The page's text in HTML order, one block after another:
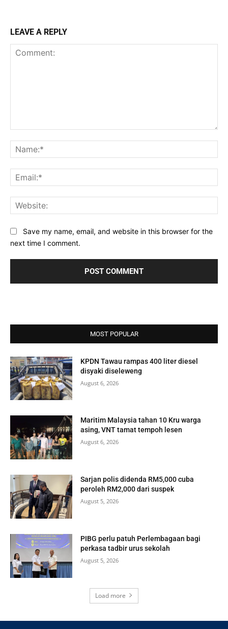
LEAVE A REPLY
Save my name, email, and website in this browser for the
next time I comment.
MOST POPULAR
KPDN Tawau rampas 400 liter diesel
disyaki diseleweng
August 6, 2026
Maritim Malaysia tahan 10 Kru warga
asing, VNT tamat tempoh lesen
August 6, 2026
Sarjan polis didenda RM5,000 cuba
peroleh RM2,000 dari suspek
August 5, 2026
PIBG perlu patuh Perlembagaan bagi
perkasa tadbir urus sekolah
August 5, 2026
Load more